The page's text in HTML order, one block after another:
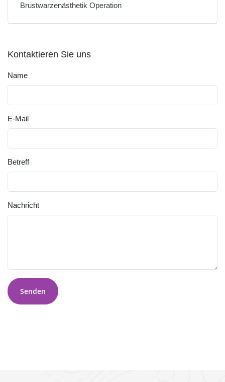
Brustwarzenästhetik Operation
Kontaktieren Sie uns
Name
E-Mail
Betreff
Nachricht
Senden